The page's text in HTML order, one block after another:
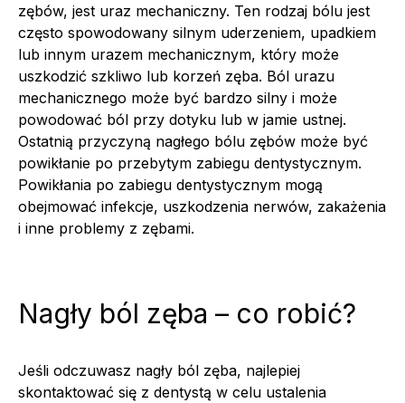
zębów, jest uraz mechaniczny. Ten rodzaj bólu jest
często spowodowany silnym uderzeniem, upadkiem
lub innym urazem mechanicznym, który może
uszkodzić szkliwo lub korzeń zęba. Ból urazu
mechanicznego może być bardzo silny i może
powodować ból przy dotyku lub w jamie ustnej.
Ostatnią przyczyną nagłego bólu zębów może być
powikłanie po przebytym zabiegu dentystycznym.
Powikłania po zabiegu dentystycznym mogą
obejmować infekcje, uszkodzenia nerwów, zakażenia
i inne problemy z zębami.
Nagły ból zęba – co robić?
Jeśli odczuwasz nagły ból zęba, najlepiej
skontaktować się z dentystą w celu ustalenia